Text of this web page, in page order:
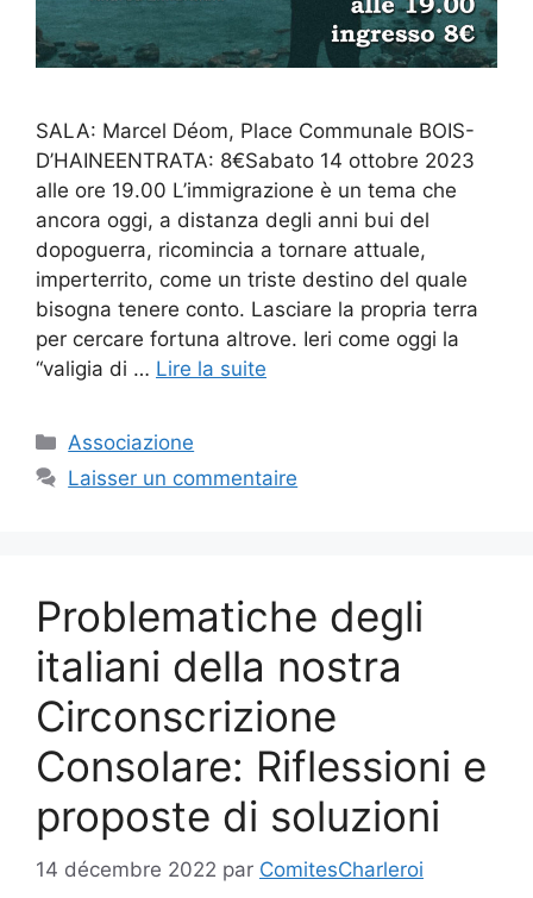
SALA: Marcel Déom, Place Communale BOIS-
D’HAINEENTRATA: 8€Sabato 14 ottobre 2023
alle ore 19.00 L’immigrazione è un tema che
ancora oggi, a distanza degli anni bui del
dopoguerra, ricomincia a tornare attuale,
imperterrito, come un triste destino del quale
bisogna tenere conto. Lasciare la propria terra
per cercare fortuna altrove. Ieri come oggi la
“valigia di … Lire la suite
Catégories
Associazione
Laisser un commentaire
Problematiche degli
italiani della nostra
Circonscrizione
Consolare: Riflessioni e
proposte di soluzioni
14 décembre 2022 par ComitesCharleroi